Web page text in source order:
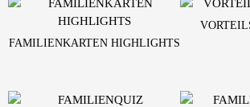
FAMILIENKARTEN HIGHLIGHTS